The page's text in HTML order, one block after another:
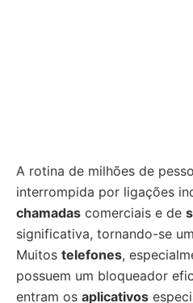
A rotina de milhões de
interrompida por ligações
chamadas comerciais e de
significativa, tornando-se
Muitos telefones,
possuem um bloqueador
entram os aplicativos